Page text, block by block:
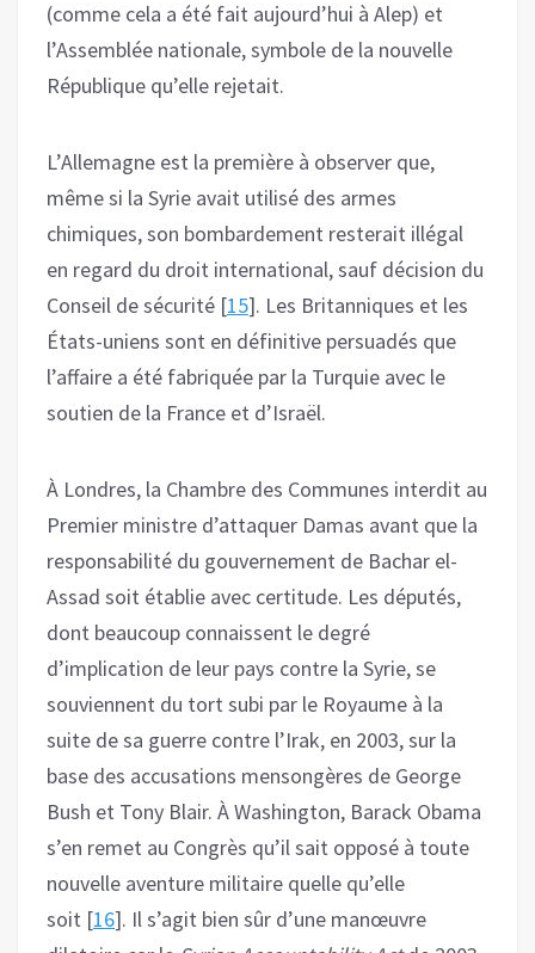
(comme cela a été fait aujourd’hui à Alep) et
l’Assemblée nationale, symbole de la nouvelle
République qu’elle rejetait.
L’Allemagne est la première à observer que,
même si la Syrie avait utilisé des armes
chimiques, son bombardement resterait illégal
en regard du droit international, sauf décision du
Conseil de sécurité [15]. Les Britanniques et les
États-uniens sont en définitive persuadés que
l’affaire a été fabriquée par la Turquie avec le
soutien de la France et d’Israël.
À Londres, la Chambre des Communes interdit au
Premier ministre d’attaquer Damas avant que la
responsabilité du gouvernement de Bachar el-
Assad soit établie avec certitude. Les députés,
dont beaucoup connaissent le degré
d’implication de leur pays contre la Syrie, se
souviennent du tort subi par le Royaume à la
suite de sa guerre contre l’Irak, en 2003, sur la
base des accusations mensongères de George
Bush et Tony Blair. À Washington, Barack Obama
s’en remet au Congrès qu’il sait opposé à toute
nouvelle aventure militaire quelle qu’elle
soit [16]. Il s’agit bien sûr d’une manœuvre